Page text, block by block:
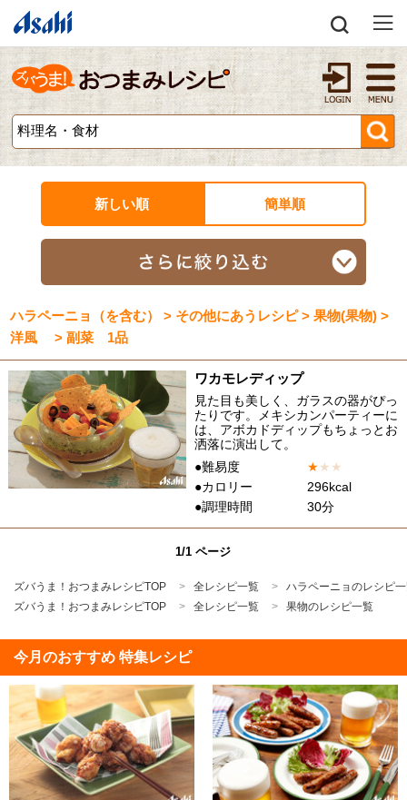
新しい順 簡単順
ハラペーニョ（を含む） > その他にあうレシピ > 果物(果物) >
洋風 > 副菜 1品
ワカモレディップ
見た目も美しく、ガラスの器がぴっ
たりです。メキシカンパーティーに
は、アボカドディップもちょっとお
洒落に演出して。
●難易度
★★ ★
●カロリー
296kcal
●調理時間
30分
1/1 ページ
ズバうま！おつまみレシピTOP 全レシピ一覧
ハラペーニョのレシピ
ズバうま！おつまみレシピTOP
全レシピ一覧 果物のレシピ一覧
今月のおすすめ 特集レシピ